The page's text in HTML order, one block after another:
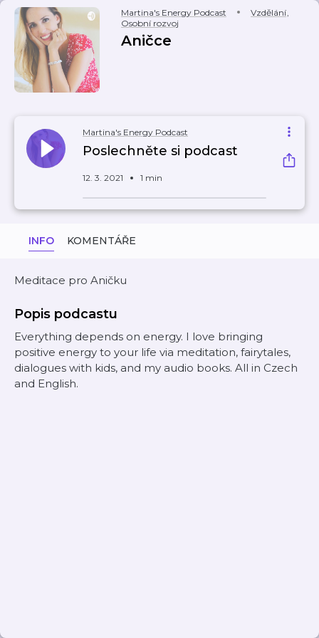
Martina's Energy Podcast Vzdělání,
Osobní rozvoj
Aničce
Martina's Energy Podcast
Poslechněte si podcast
12. 3. 2021 1 min
INFO KOMENTÁŘE
Meditace pro Aničku
Popis podcastu
Everything depends on energy. I love bringing
positive energy to your life via meditation, fairytales,
dialogues with kids, and my audio books. All in Czech
and English.